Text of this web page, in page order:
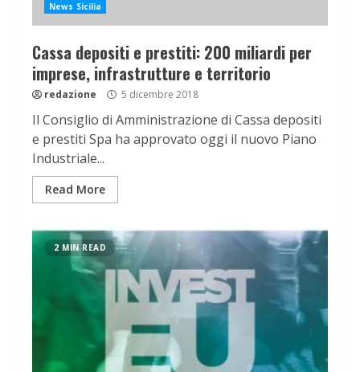
News Sicilia
Cassa depositi e prestiti: 200 miliardi per
imprese, infrastrutture e territorio
redazione 5 dicembre 2018
Il Consiglio di Amministrazione di Cassa depositi
e prestiti Spa ha approvato oggi il nuovo Piano
Industriale...
Read More
2 MIN READ